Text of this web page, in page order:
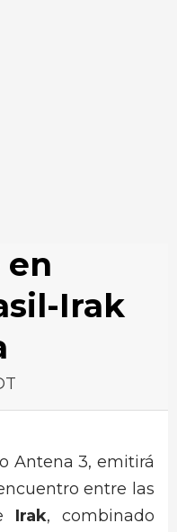
en
Irak
Antena 3, emitirá
entre las
Irak, combinado